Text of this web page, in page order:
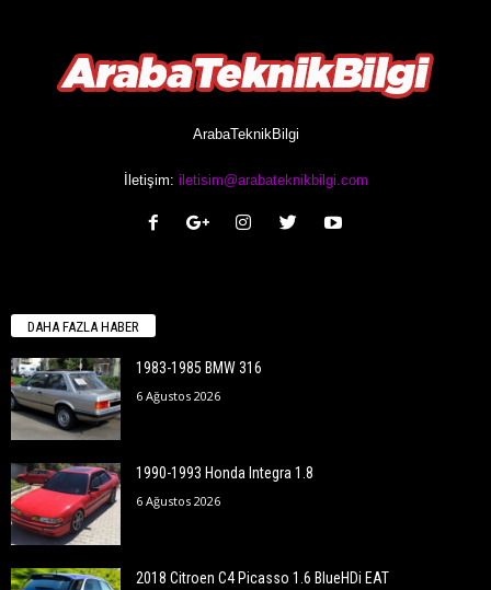
ArabaTeknikBilgi
İletişim: iletisim@arabateknikbilgi.com
DAHA FAZLA HABER
1983-1985 BMW 316
6 Ağustos 2026
1990-1993 Honda Integra 1.8
6 Ağustos 2026
2018 Citroen C4 Picasso 1.6 BlueHDi EAT